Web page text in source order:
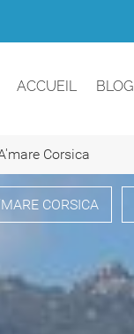
ACCUEIL BLOG
Corsica
CORSICA